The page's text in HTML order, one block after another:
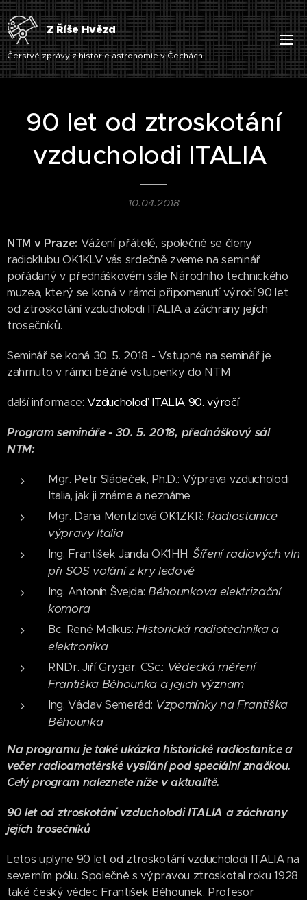
Z Říše Hvězd
Čerstvé zprávy z historie astronomie v Čechách
90 let od ztroskotání
vzducholodi ITALIA
10.04.2018
NTM v Praze: Vážení přátelé, společně se členy
radioklubu OK1KLV vás srdečně zveme na seminář
pořádaný v přednáškovém sále Národního technického
muzea, který se koná v rámci připomenutí výročí 90 let
od ztroskotání vzducholodi ITALIA a záchrany jejích
trosečníků.
Seminář se koná 30. 5. 2018 - Vstupné na seminář je
zahrnuto v rámci běžné vstupenky do NTM
další informace:Vzducholoď ITALIA 90. výročí
Program semináře - 30. 5. 2018, přednáškový sál
NTM:
Mgr. Petr Sládeček, Ph.D.: Výprava vzducholodi
Italia, jak ji známe a neznáme
Mgr. Dana Mentzlová OK1ZKR: Radiostanice
výpravy Italia
Ing. František Janda OK1HH: Šíření radiových vln
při SOS volání z kry ledové
Ing. Antonín Švejda:Běhounkova elektrizační
komora
Bc. René Melkus:Historická radiotechnika a
elektronika
RNDr. Jiří Grygar, CSc.: Vědecká měření
Františka Běhounka a jejich význam
Ing. Václav Semerád: Vzpomínky na Františka
Běhounka
Na programu je také ukázka historické radiostanice a
večer radioamatérské vysílání pod speciální značkou.
Celý program naleznete níže v aktualitě.
90 let od ztroskotánívzducholodi ITALIA a záchrany
jejích trosečníků
Letos uplyne 90 let od ztroskotání vzducholodi ITALIA na
severním pólu. Společně s výpravou ztroskotal roku 1928
také český vědec František Běhounek. Profesor